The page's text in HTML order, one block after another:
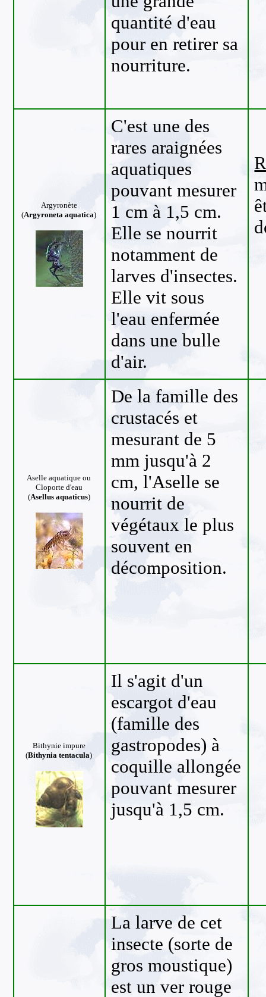
quantité d'eau
pour en retirer sa
nourriture.
Argyronète
(Argyroneta aquatica)
C'est une des
rares araignées
aquatiques
pouvant mesurer
1 cm à 1,5 cm.
Elle se nourrit
notamment de
larves d'insectes.
Elle vit sous
l'eau enfermée
dans une bulle
d'air.
Aselle aquatique ou
Cloporte d'eau
(Asellus aquaticus)
De la famille des
crustacés et
mesurant de 5
mm jusqu'à 2
cm, l'Aselle se
nourrit de
végétaux le plus
souvent en
décomposition.
Bithynie impure
(Bithynia tentacula)
Il s'agit d'un
escargot d'eau
(famille des
gastropodes) à
coquille allongée
pouvant mesurer
jusqu'à 1,5 cm.
La larve de cet
insecte (sorte de
gros moustique)
est un ver rouge